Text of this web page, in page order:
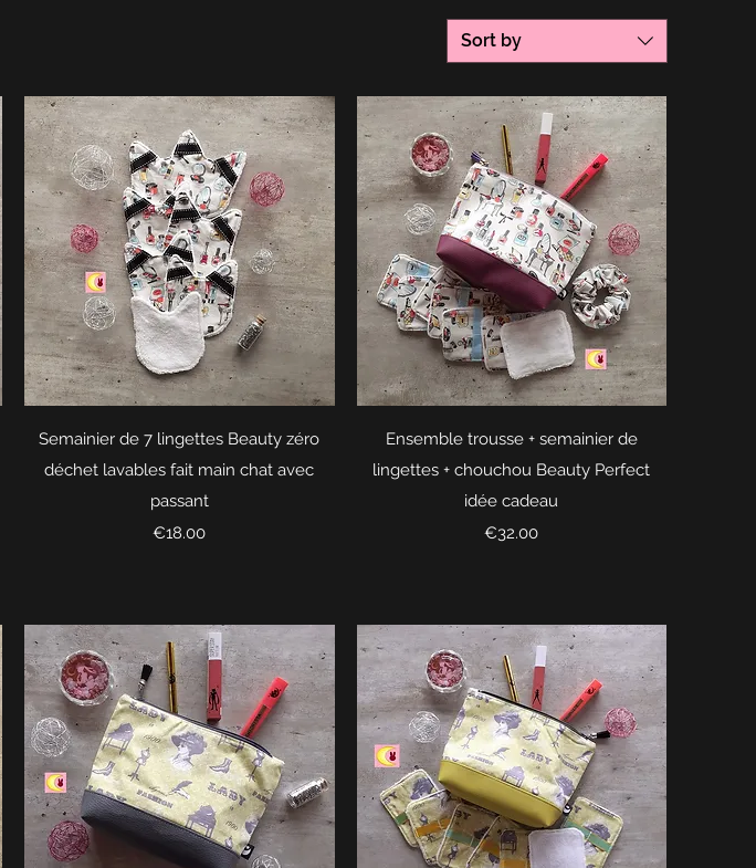
Sort by
Quick View
Semainier de 7 lingettes Beauty zéro
déchet lavables fait main chat avec
passant
Price
€18.00
Quick View
Ensemble trousse + semainier de
lingettes + chouchou Beauty Perfect
idée cadeau
Price
€32.00